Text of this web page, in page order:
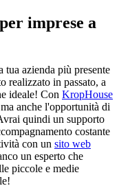
imprese a
tua azienda più presente
realizzato in passato, a
ideale! Con KropHouse
anche l'opportunità di
quindi un supporto
costante
con un sito web
un esperto che
piccole e medie